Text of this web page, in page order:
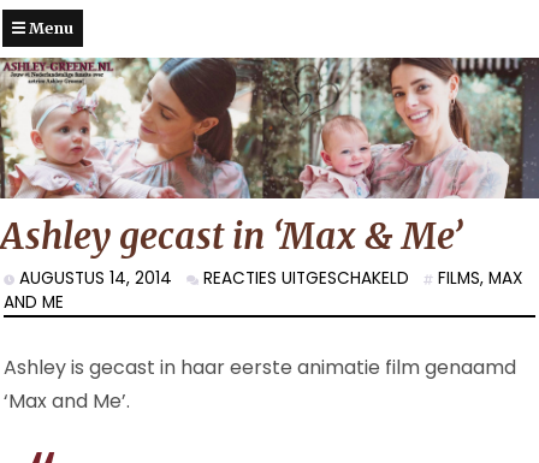
Menu
Ashley gecast in ‘Max & Me’
AUGUSTUS 14, 2014 REACTIES UITGESCHAKELD VOOR
GECAST
‘MAX
FILMS, MAX
AND ME
Ashley is gecast in haar eerste animatie film genaamd
‘Max and Me’.